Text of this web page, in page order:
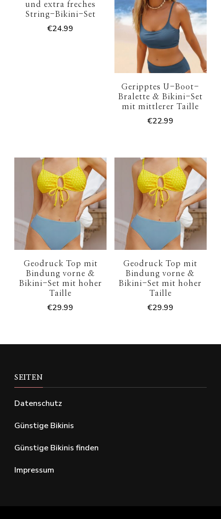
und extra freches
String-Bikini-Set
€24.99
Geripptes U-Boot-
Bralette & Bikini-Set
mit mittlerer Taille
€22.99
Geodruck Top mit
Bindung vorne &
Bikini-Set mit hoher
Taille
€29.99
Geodruck Top mit
Bindung vorne &
Bikini-Set mit hoher
Taille
€29.99
SEITEN
Datenschutz
Günstige Bikinis
Günstige Bikinis finden
Impressum